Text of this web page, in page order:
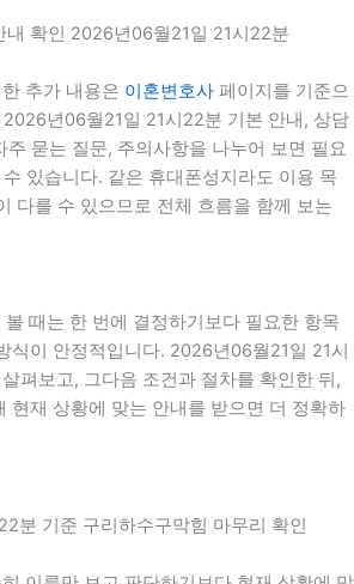
내 확인 2026년06월21일 21시22분
추가 내용은 이혼변호사 페이지를 기준으
년06월21일 21시22분 기본 안내, 상담
주 묻는 질문, 주의사항을 나누어 보면 필요
있습니다. 같은 휴대폰성지라도 이용 목
다를 수 있으므로 전체 흐름을 함께 보는
때는 한 번에 결정하기보다 필요한 항목
식이 안정적입니다. 2026년06월21일 21시
펴보고, 그다음 조건과 절차를 확인한 뒤,
현재 상황에 맞는 안내를 받으면 더 정확하
분 기준 구리하수구막힘 마무리 확인